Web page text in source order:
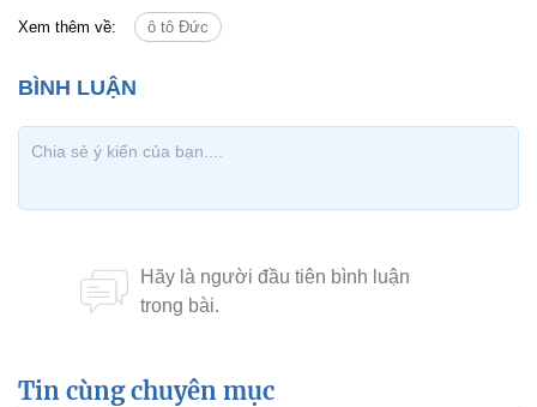
Xem thêm về: ô tô Đức
Tin cùng chuyên mục